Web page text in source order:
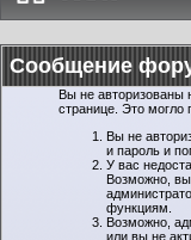
Сообщение
Вы не авторизованы
странице. Это могло
Вы не
и пароль и
У вас
Возможно, вы
функциям.
Возможно,
или вы не